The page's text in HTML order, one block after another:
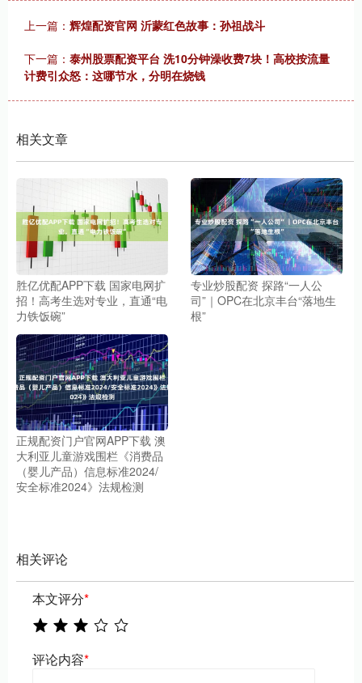
上一篇： 辉煌配资官网 沂蒙红色故事：孙祖战斗
下一篇： 泰州股票配资平台 洗10分钟澡收费7块！高校按流量
计费引众怒：这哪节水，分明在烧钱
相关文章
胜亿优配APP下载 国家电网扩
招！高考生选对专业，直通“电
力铁饭碗”
专业炒股配资 探路“一人公
司”｜OPC在北京丰台“落地生
根”
正规配资门户官网APP下载 澳
大利亚儿童游戏围栏《消费品
（婴儿产品）信息标准2024/
安全标准2024》法规检测
相关评论
本文评分*
评论内容*